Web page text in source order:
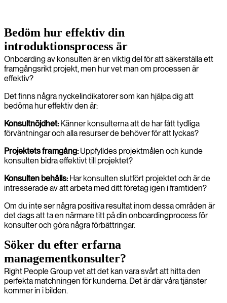
Bedöm hur effektiv din
introduktionsprocess är
Onboarding av konsulten är en viktig del för att säkerställa ett
framgångsrikt projekt, men hur vet man om processen är
effektiv?
Det finns några nyckelindikatorer som kan hjälpa dig att
bedöma hur effektiv den är:
Konsultnöjdhet:Känner konsulterna att de har fått tydliga
förväntningar och alla resurser de behöver för att lyckas?
Projektets framgång:Uppfylldes projektmålen och kunde
konsulten bidra effektivt till projektet?
Konsulten behålls:Har konsulten slutfört projektet och är de
intresserade av att arbeta med ditt företag igen i framtiden?
Om du inte ser några positiva resultat inom dessa områden är
det dags att ta en närmare titt på din onboardingprocess för
konsulter och göra några förbättringar.
Söker du efter erfarna
managementkonsulter?
Right People Group vet att det kan vara svårt att hitta den
perfekta matchningen för kunderna. Det är där våra tjänster
kommer in i bilden.